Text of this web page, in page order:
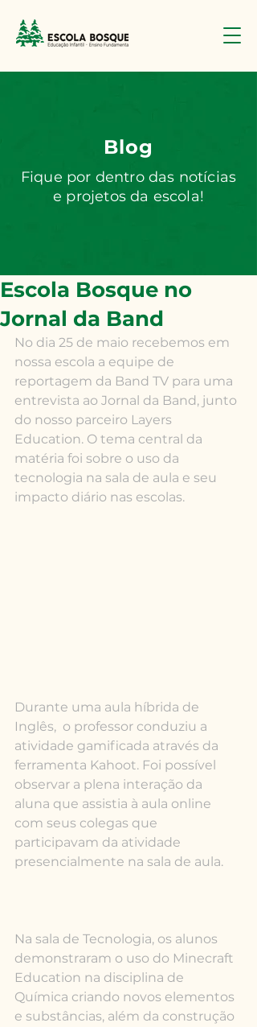
Blog
Fique por dentro das notícias
e projetos da escola!
Escola Bosque no
Jornal da Band
No dia 25 de maio recebemos em
nossa escola a equipe de
reportagem da Band TV para uma
entrevista ao Jornal da Band, junto
do nosso parceiro Layers
Education. O tema central da
matéria foi sobre o uso da
tecnologia na sala de aula e seu
impacto diário nas escolas.
Durante uma aula híbrida de
Inglês,  o professor conduziu a
atividade gamificada através da
ferramenta Kahoot. Foi possível
observar a plena interação da
aluna que assistia à aula online
com seus colegas que
participavam da atividade
presencialmente na sala de aula.
Na sala de Tecnologia, os alunos
demonstraram o uso do Minecraft
Education na disciplina de
Química criando novos elementos
e substâncias, além da construção